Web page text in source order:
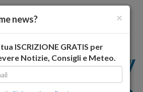
×
news?
ISCRIZIONE GRATIS per
Notizie, Consigli e Meteo.